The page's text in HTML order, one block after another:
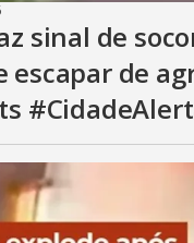
sinal de
escapar de